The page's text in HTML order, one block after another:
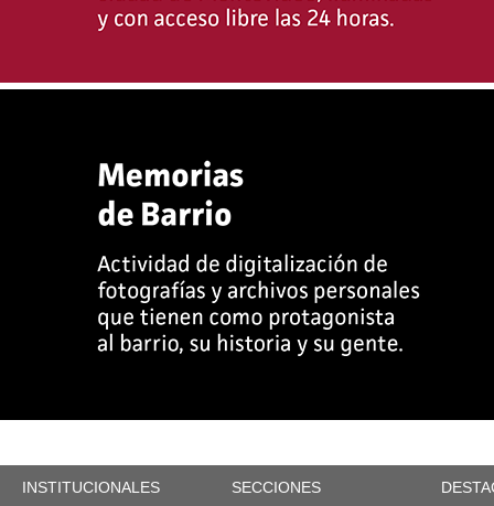
INSTITUCIONALES SECCIONES